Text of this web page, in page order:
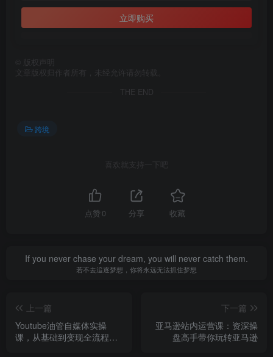
立即购买
版权声明
文章版权归作者所有，未经允许请勿转载。
THE END
跨境
喜欢就支持一下吧
点赞 0 分享 收藏
If you never chase your dream, you will never catch them.
若不去追逐梦想，你将永远无法抓住梦想
上一篇
Youtube油管自媒体实操
课，从基础到变现全流程覆
下一篇
亚马逊站内运营课：资深操
盘高手带你玩转亚马逊